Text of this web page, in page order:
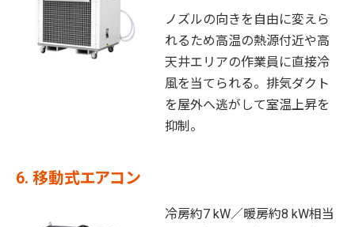
ノズルの向きを自由に変えら
れるため高温の熱源付近や高
天井エリアの作業員に直接冷
風を当てられる。排気ダクト
を屋外へ逃がして室温上昇を
抑制。
6. 移動式エアコン
冷房約7 kW／暖房約8 kW相当